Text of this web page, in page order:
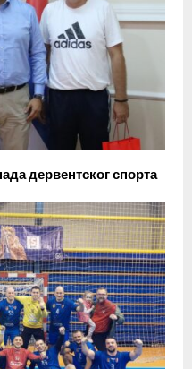
дервентског спорта